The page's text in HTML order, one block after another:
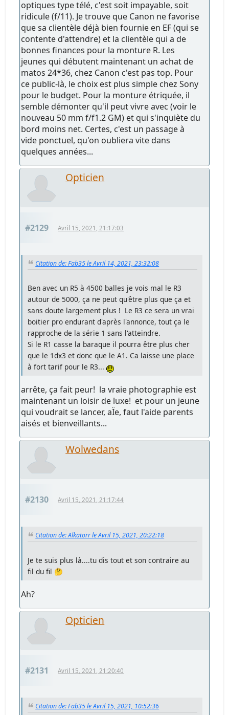
optiques type télé, c'est soit impayable, soit
ridicule (f/11). Je trouve que Canon ne favorise
que sa clientèle déjà bien fournie en EF (qui se
contente d'attendre) et la clientèle qui a de
bonnes finances pour la monture R. Les
jeunes qui débutent maintenant un achat de
matos 24*36, chez Canon c'est pas top. Pour
ce public-là, le choix est plus simple chez Sony
pour le budget. Pour la monture étriquée, il
semble démonter qu'il peut vivre avec (voir le
nouveau 50 mm f/f1.2 GM) et qui s'inquiète du
bord moins net. Certes, c'est un passage à
vide ponctuel, qu'on oubliera vite dans
quelques années...
Opticien
#2129 Avril 15, 2021, 21:17:03
Citation de: Fab35 le Avril 14, 2021, 23:32:08
Ben avec un R5 à 4500 balles je vois mal le R3
autour de 5000, ça ne peut qu'être plus que ça et
sans doute largement plus ! Le R3 ce sera un vrai
boitier pro endurant d'après l'annonce, tout ça le
rapproche de la série 1 sans l'atteindre.
Si le R1 casse la baraque il pourra être plus cher
que le 1dx3 et donc que le A1. Ca laisse une place
à fort tarif pour le R3...
arrête, ça fait peur! la vraie photographie est
maintenant un loisir de luxe! et pour un jeune
qui voudrait se lancer, aÏe, faut l'aide parents
aisés et bienveillants...
Wolwedans
#2130 Avril 15, 2021, 21:17:44
Citation de: Alkatorr le Avril 15, 2021, 20:22:18
Je te suis plus là....tu dis tout et son contraire au
fil du fil 🤔
Ah?
Opticien
#2131 Avril 15, 2021, 21:20:40
Citation de: Fab35 le Avril 15, 2021, 10:52:36